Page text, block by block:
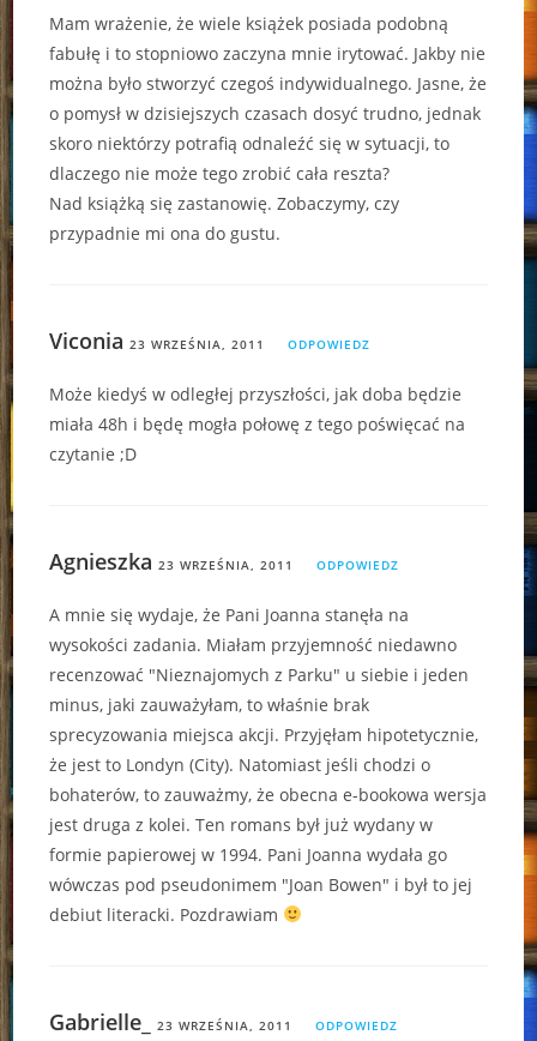
Mam wrażenie, że wiele książek posiada podobną
fabułę i to stopniowo zaczyna mnie irytować. Jakby nie
można było stworzyć czegoś indywidualnego. Jasne, że
o pomysł w dzisiejszych czasach dosyć trudno, jednak
skoro niektórzy potrafią odnaleźć się w sytuacji, to
dlaczego nie może tego zrobić cała reszta?
Nad książką się zastanowię. Zobaczymy, czy
przypadnie mi ona do gustu.
Viconia 23 WRZEŚNIA, 2011 ODPOWIEDZ
Może kiedyś w odległej przyszłości, jak doba będzie
miała 48h i będę mogła połowę z tego poświęcać na
czytanie ;D
Agnieszka 23 WRZEŚNIA, 2011 ODPOWIEDZ
A mnie się wydaje, że Pani Joanna stanęła na
wysokości zadania. Miałam przyjemność niedawno
recenzować "Nieznajomych z Parku" u siebie i jeden
minus, jaki zauważyłam, to właśnie brak
sprecyzowania miejsca akcji. Przyjęłam hipotetycznie,
że jest to Londyn (City). Natomiast jeśli chodzi o
bohaterów, to zauważmy, że obecna e-bookowa wersja
jest druga z kolei. Ten romans był już wydany w
formie papierowej w 1994. Pani Joanna wydała go
wówczas pod pseudonimem "Joan Bowen" i był to jej
debiut literacki. Pozdrawiam
Gabrielle_ 23 WRZEŚNIA, 2011 ODPOWIEDZ